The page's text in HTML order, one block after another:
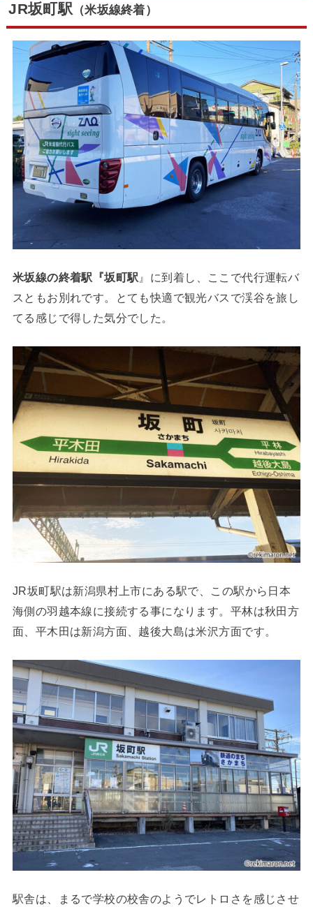
JR坂町駅（米坂線終着）
米坂線の終着駅『坂町駅 』に到着し、ここで代行運転バ
スともお別れです。とても快適で観光バスで渓谷を旅し
てる感じで得した気分でした。
JR坂町駅は新潟県村上市にある駅で、この駅から日本
海側の羽越本線に接続する事になります。平林は秋田方
面、平木田は新潟方面、越後大島は米沢方面です。
駅舎は、まるで学校の校舎のようでレトロさを感じさせ